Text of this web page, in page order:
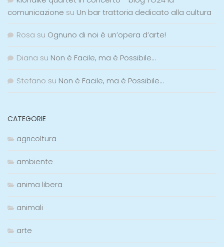
comunicazione su Un bar trattoria dedicato alla cultura
Rosa su Ognuno di noi è un’opera d’arte!
Diana su Non è Facile, ma è Possibile…
Stefano su Non è Facile, ma è Possibile…
CATEGORIE
agricoltura
ambiente
anima libera
animali
arte